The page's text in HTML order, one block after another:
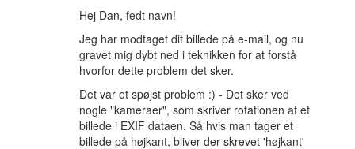
Hej Dan, fedt navn!
Jeg har modtaget dit billede på e-mail, og nu
gravet mig dybt ned i teknikken for at forstå
hvorfor dette problem det sker.
Det var et spøjst problem :) - Det sker ved
nogle "kameraer", som skriver rotationen af et
billede i EXIF dataen. Så hvis man tager et
billede på højkant, bliver der skrevet 'højkant'